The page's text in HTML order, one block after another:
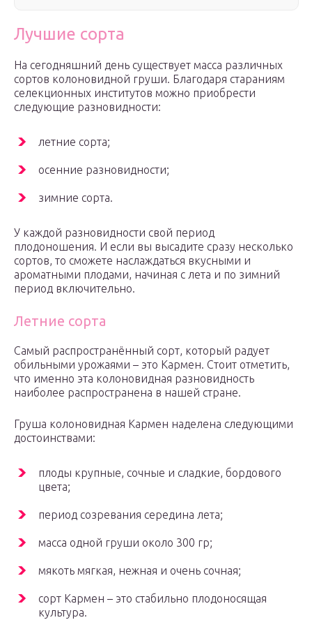
Лучшие сорта
На сегодняшний день существует масса различных
сортов колоновидной груши. Благодаря стараниям
селекционных институтов можно приобрести
следующие разновидности:
летние сорта;
осенние разновидности;
зимние сорта.
У каждой разновидности свой период
плодоношения. И если вы высадите сразу несколько
сортов, то сможете наслаждаться вкусными и
ароматными плодами, начиная с лета и по зимний
период включительно.
Летние сорта
Самый распространённый сорт, который радует
обильными урожаями – это Кармен. Стоит отметить,
что именно эта колоновидная разновидность
наиболее распространена в нашей стране.
Груша колоновидная Кармен наделена следующими
достоинствами:
плоды крупные, сочные и сладкие, бордового
цвета;
период созревания середина лета;
масса одной груши около 300 гр;
мякоть мягкая, нежная и очень сочная;
сорт Кармен – это стабильно плодоносящая
культура.